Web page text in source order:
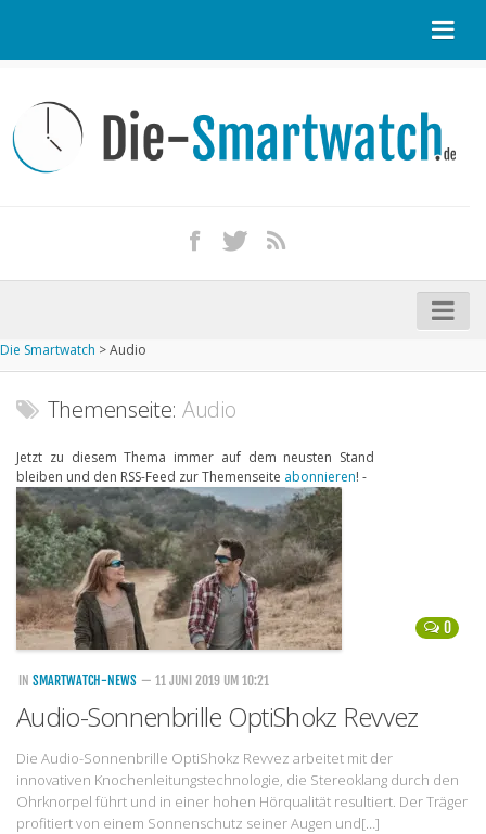
Kontakt / Tipp geben
Impressum
iPhone kaufen
Startseite
Aktuelle Smartwatches im Test
Marken und Modelle
Handytarife
BASE
Smartphonetarife
Datentarife
o2
Smartphonetarife
Prepaid-Tarife
Datentarife
Flatrate-Prepaidtarife
Die Smartwatch >Audio
Themenseite: Audio
Jetzt zu diesem Thema immer auf dem neusten Stand
bleiben und den RSS-Feed zur Themenseite abonnieren! -
0
IN SMARTWATCH-NEWS — 11 JUNI 2019 UM 10:21
Audio-Sonnenbrille OptiShokz Revvez
Die Audio-Sonnenbrille OptiShokz Revvez arbeitet mit der
innovativen Knochenleitungstechnologie, die Stereoklang durch den
Ohrknorpel führt und in einer hohen Hörqualität resultiert. Der Träger
profitiert von einem Sonnenschutz seiner Augen und[…]